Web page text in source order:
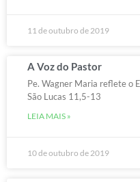
11 de outubro de 2019
A Voz do Pastor
Pe. Wagner Maria reflete o
São Lucas 11,5-13
LEIA MAIS »
10 de outubro de 2019